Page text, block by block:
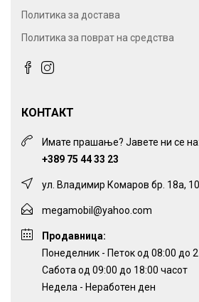
Политика за достава
Политика за поврат на средства
КОНТАКТ
Имате прашање? Јавете ни се на:
+389 75 44 33 23
ул. Владимир Комаров бр. 18а,
megamobil@yahoo.com
Продавница:
Понеделник - Петок од 08:00 до
Сабота од 09:00 до 18:00 часот
Недела - Неработен ден